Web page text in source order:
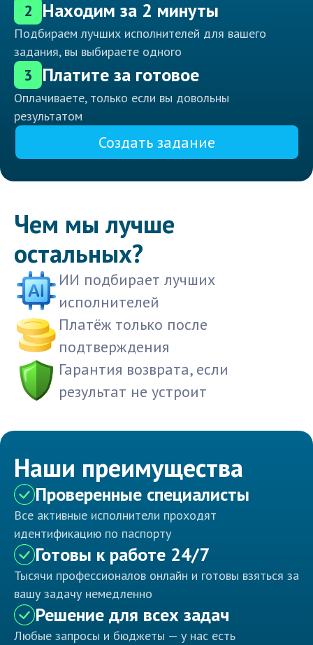
2 Находим за 2 минуты
Подбираем лучших исполнителей для вашего
задания, вы выбираете одного
3 Платите за готовое
Оплачиваете, только если вы довольны
результатом
Создать задание
Чем мы лучше
остальных?
ИИ подбирает лучших
исполнителей
Платёж только после
подтверждения
Гарантия возврата, если
результат не устроит
Наши преимущества
Проверенные специалисты
Все активные исполнители проходят
идентификацию по паспорту
Готовы к работе 24/7
Тысячи профессионалов онлайн и готовы взяться за
вашу задачу немедленно
Решение для всех задач
Любые запросы и бюджеты — у нас есть